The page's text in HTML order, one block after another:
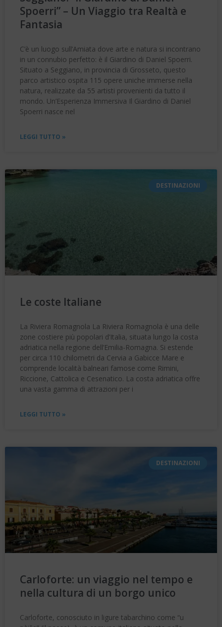
Spoerri” – Un Viaggio tra Realtà e
Fantasia
C’è un luogo sull’Amiata dove arte e natura si incontrano
in un connubio perfetto: è il Giardino di Daniel Spoerri.
Situato a Seggiano, in provincia di Grosseto, questo
parco artistico ospita 115 opere uniche immerse nella
natura, realizzate da 55 artisti provenienti da tutto il
mondo. Un’Esperienza Immersiva Il Giardino di Daniel
Spoerri nasce nel
LEGGI TUTTO »
DESTINAZIONI
Le coste Italiane
La Riviera Romagnola La Riviera Romagnola è una delle
zone costiere più popolari d’Italia, situata lungo la costa
adriatica nella regione dell’Emilia-Romagna. Si estende
per circa 110 chilometri da Cervia a Gabicce Mare e
comprende località balneari famose come Rimini,
Riccione, Cattolica e Cesenatico. La costa adriatica offre
una vasta gamma di attrazioni per i
LEGGI TUTTO »
DESTINAZIONI
Carloforte: un viaggio nel tempo e
nella cultura di un borgo unico
Carloforte, conosciuto in ligure tabarchino come “u